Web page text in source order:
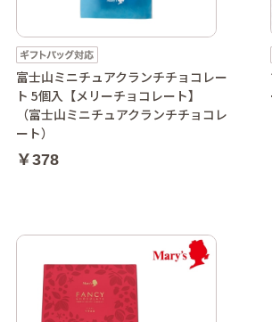
富士山ミニチュアクランチチョコレー
ト 5個入【メリーチョコレート】
（富士山ミニチュアクランチチョコレ
ート）
￥378